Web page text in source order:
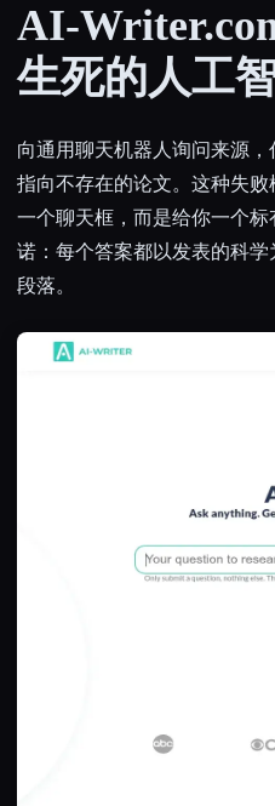
AI-
生死的人工
向通用聊天机器人询问来源
指向不存在的论文。这种失败
一个聊天框，而是给你一个标
诺：每个答案都以发表的科
段落。